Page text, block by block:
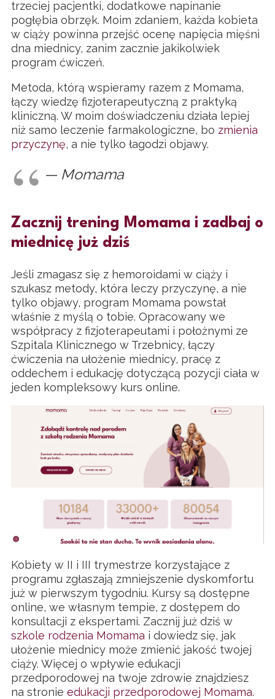
trzeciej pacjentki, dodatkowe napinanie
pogłębia obrzęk. Moim zdaniem, każda kobieta
w ciąży powinna przejść ocenę napięcia mięśni
dna miednicy, zanim zacznie jakikolwiek
program ćwiczeń.
Metoda, którą wspieramy razem z Momama,
łączy wiedzę fizjoterapeutyczną z praktyką
kliniczną. W moim doświadczeniu działa lepiej
niż samo leczenie farmakologiczne, bo zmienia
przyczynę, a nie tylko łagodzi objawy.
— Momama
Zacznij trening Momama i zadbaj o
miednicę już dziś
Jeśli zmagasz się z hemoroidami w ciąży i
szukasz metody, która leczy przyczynę, a nie
tylko objawy, program Momama powstał
właśnie z myślą o tobie. Opracowany we
współpracy z fizjoterapeutami i położnymi ze
Szpitala Klinicznego w Trzebnicy, łączy
ćwiczenia na ułożenie miednicy, pracę z
oddechem i edukację dotyczącą pozycji ciała w
jeden kompleksowy kurs online.
Kobiety w II i III trymestrze korzystające z
programu zgłaszają zmniejszenie dyskomfortu
już w pierwszym tygodniu. Kursy są dostępne
online, we własnym tempie, z dostępem do
konsultacji z ekspertami. Zacznij już dziś w
szkole rodzenia Momama i dowiedz się, jak
ułożenie miednicy może zmienić jakość twojej
ciąży. Więcej o wpływie edukacji
przedporodowej na twoje zdrowie znajdziesz
na stronie edukacji przedporodowej Momama.